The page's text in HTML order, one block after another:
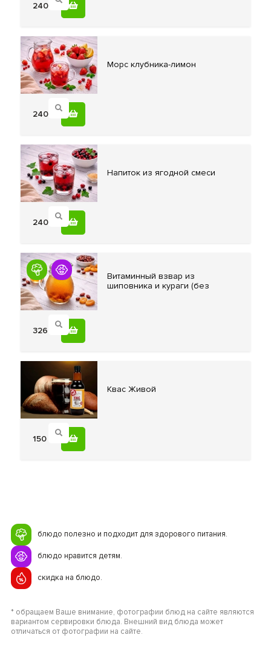
240
Морс клубника-лимон
240
Напиток из ягодной смеси
240
Витаминный взвар из
шиповника и кураги (без
326
Квас Живой
150
блюдо полезно и подходит для здорового питания.
блюдо нравится детям.
скидка на блюдо.
* обращаем Ваше внимание, фотографии блюд на сайте являются
вариантом сервировки блюда. Внешний вид блюда может
отличаться от фотографии на сайте.